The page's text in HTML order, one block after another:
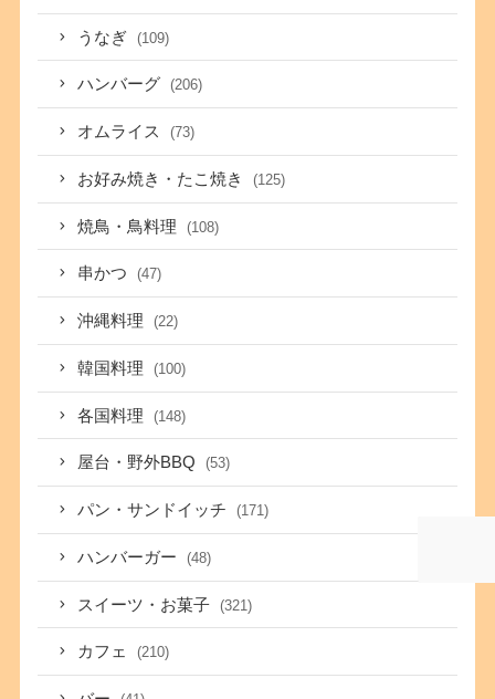
うなぎ (109)
ハンバーグ (206)
オムライス (73)
お好み焼き・たこ焼き (125)
焼鳥・鳥料理 (108)
串かつ (47)
沖縄料理 (22)
韓国料理 (100)
各国料理 (148)
屋台・野外BBQ (53)
パン・サンドイッチ (171)
ハンバーガー (48)
スイーツ・お菓子 (321)
カフェ (210)